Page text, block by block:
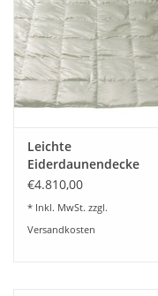
Leichte
Eiderdaunendecke
Seide Uni
€4.810,00
* Inkl. MwSt. zzgl.
Versandkosten